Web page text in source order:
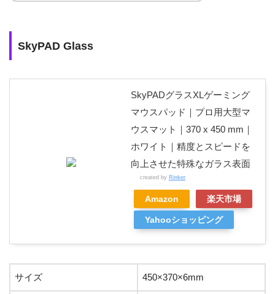
SkyPAD Glass
SkyPADグラスXLゲーミング
マウスパッド｜プロ用大型マ
ウスマット｜370 x 450 mm｜
ホワイト｜精度とスピードを
向上させた特殊なガラス表面
created by Rinker
Amazon 楽天市場
Yahooショッピング
サイズ 450×370×6mm